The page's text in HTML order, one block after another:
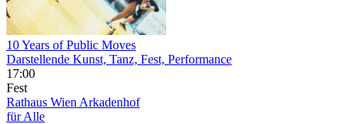
10 Years of Public Moves
Darstellende Kunst, Tanz, Fest, Performance
17:00
Fest
Rathaus Wien Arkadenhof
für Alle